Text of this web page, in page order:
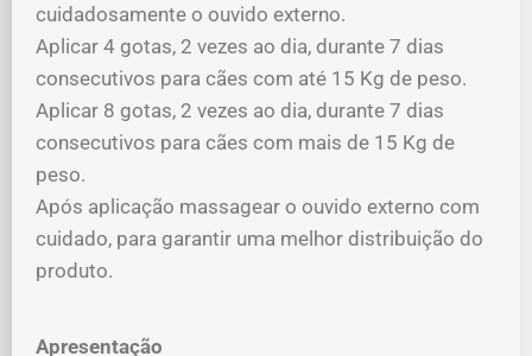
cuidadosamente o ouvido externo.
Aplicar 4 gotas, 2 vezes ao dia, durante 7 dias
consecutivos para cães com até 15 Kg de peso.
Aplicar 8 gotas, 2 vezes ao dia, durante 7 dias
consecutivos para cães com mais de 15 Kg de
peso.
Após aplicação massagear o ouvido externo com
cuidado, para garantir uma melhor distribuição do
produto.
Apresentação